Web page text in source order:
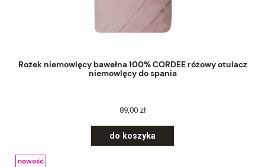
Rożek niemowlęcy bawełna 100% CORDEE różowy otulacz
niemowlęcy do spania
89,00 zł
do koszyka
nowość